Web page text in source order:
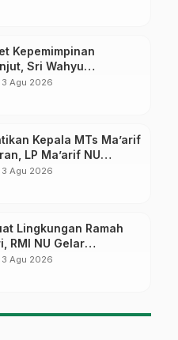
Kepemimpinan
Sri Wahyu
Resmi Pimpin MTs
3 Agu 2026
Kepala MTs Ma’arif
LP Ma’arif NU
Tekankan Lima
3 Agu 2026
Lingkungan Ramah
RMI NU Gelar
Pesantren’ di Pati
3 Agu 2026